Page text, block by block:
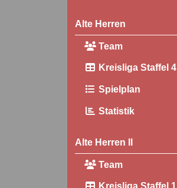
Alte Herren
Team
Kreisliga Staffel 4
Spielplan
Statistik
Alte Herren II
Team